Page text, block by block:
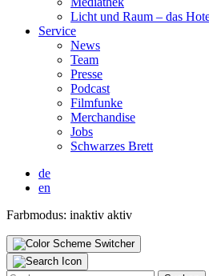
Licht und Raum – das
Ser­vice
News
Team
Pres­se
Pod­cast
Film­fun­ke
Mer­chan­di­se
Jobs
Schwar­zes Brett
de
en
Farbmodus: inaktiv aktiv